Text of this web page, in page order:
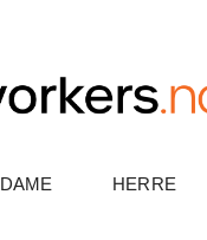
DAME HERRE